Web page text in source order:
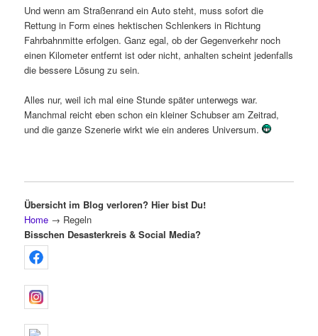
Und wenn am Straßenrand ein Auto steht, muss sofort die
Rettung in Form eines hektischen Schlenkers in Richtung
Fahrbahnmitte erfolgen. Ganz egal, ob der Gegenverkehr noch
einen Kilometer entfernt ist oder nicht, anhalten scheint jedenfalls
die bessere Lösung zu sein.
Alles nur, weil ich mal eine Stunde später unterwegs war.
Manchmal reicht eben schon ein kleiner Schubser am Zeitrad,
und die ganze Szenerie wirkt wie ein anderes Universum.
Übersicht im Blog verloren? Hier bist Du!
Home → Regeln
Bisschen Desasterkreis & Social Media?